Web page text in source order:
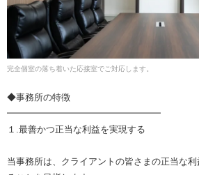
完全個室の落ち着いた応接室でご対応します。
◆事務所の特徴
━━━━━━━━━━━━━━━━━
１.最善かつ正当な利益を実現する
当事務所は、クライアントの皆さまの正当な